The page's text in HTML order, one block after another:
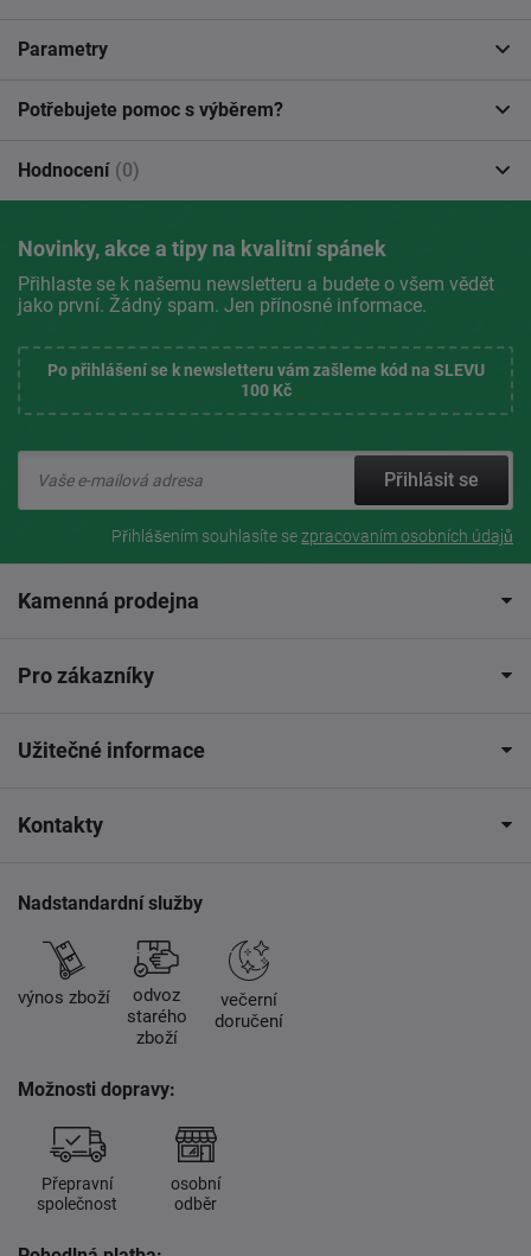
Parametry
Potřebujete pomoc s výběrem?
Hodnocení (0)
Novinky, akce a tipy na kvalitní spánek
Přihlaste se k našemu newsletteru a budete o všem vědět
jako první. Žádný spam. Jen přínosné informace.
Po přihlášení se k newsletteru vám zašleme kód na SLEVU
100 Kč
Přihlásit se
Přihlášením souhlasíte sezpracovaním osobních údajů
Kamenná prodejna
Pro zákazníky
Užitečné informace
Kontakty
Nadstandardní služby
výnos zboží
odvoz
starého
zboží
večerní
doručení
Možnosti dopravy:
Přepravní
společnost
osobní
odběr